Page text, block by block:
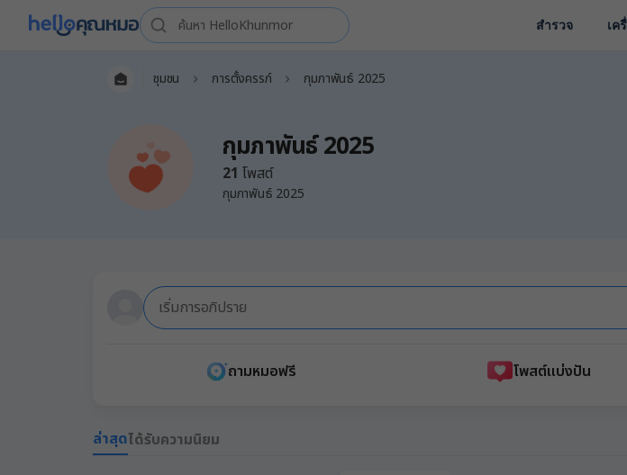
สำรวจ เค
ชุมชน การตั้งครรภ์ กุมภาพันธ์ 2025
กุมภาพันธ์ 2025
21 โพสต์
กุมภาพันธ์ 2025
เริ่มการอภิปราย
ถามหมอฟรี โพสต์แบ่งปัน
ล่าสุดได้รับความนิยม